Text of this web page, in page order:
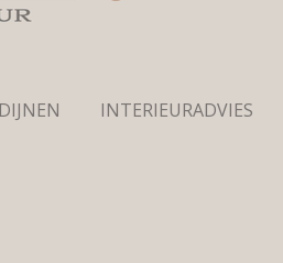
INTERIEURADVIES